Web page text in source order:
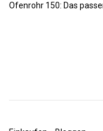
Ofenrohr 150: Das